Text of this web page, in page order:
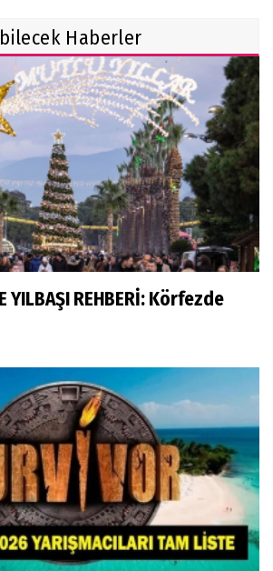
Haberler
YILBAŞI REHBERİ: Körfezde